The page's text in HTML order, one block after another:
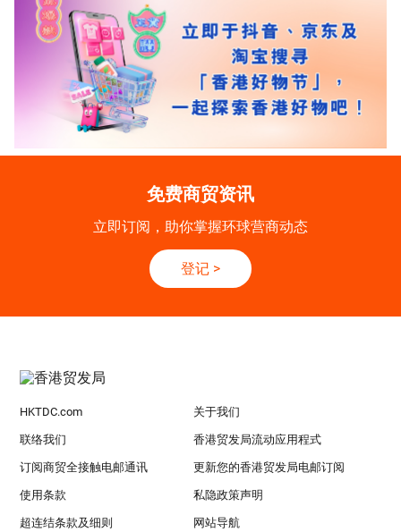
免费商贸资讯
立即订阅，助你掌握环球营商动态
登记 >
HKTDC.com 关于我们
联络我们 香港贸发局流动应用程式
订阅商贸全接触电邮通讯 更新您的香港贸发局电邮订阅
使用条款 私隐政策声明
超连结条款及细则 网站导航